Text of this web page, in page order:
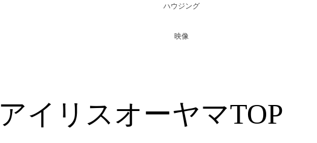
アイリスオーヤマTOP
ハウジング
映像